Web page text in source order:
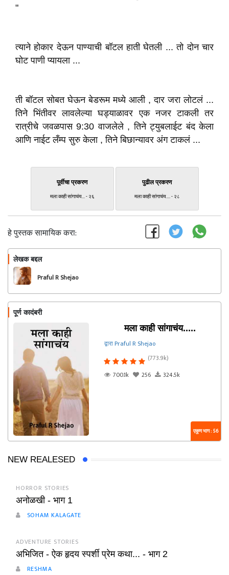
"
त्याने होकार देऊन पाण्याची बॉटल हाती घेतली ... तो दोन चार
घोट पाणी प्यायला ...
ती बॉटल सोबत घेऊन बेडरूम मध्ये आली , दार जरा लोटलं ...
तिने भिंतीवर लावलेल्या घड्याळावर एक नजर टाकली तर
रात्रीचे जवळपास 9:30 वाजलेले , तिने ट्युबलाईट बंद केला
आणि नाईट लँम्प सुरु केला , तिने बिछान्यावर अंग टाकलं ...
पूर्वीचा प्रकरण
मला काही सांगाचंय... - २६
पुढील प्रकरण
मला काही सांगाचंय.... - २८
हे पुस्तक सामायिक करा:
लेखक बद्दल
Praful R Shejao
पूर्ण कादंबरी
मला काही सांगाचंय.....
द्वारा Praful R Shejao
(773.9k)
700.1k
256 324.5k
एकूण भाग : 56
NEW REALESED
HORROR STORIES
अनोळखी - भाग 1
SOHAM KALAGATE
ADVENTURE STORIES
अभिजित - ऐक हृदय स्पर्शी प्रेम कथा... - भाग 2
RESHMA